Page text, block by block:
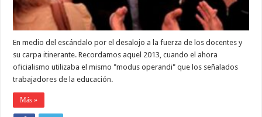
En medio del escándalo por el desalojo a la fuerza de los docentes y
su carpa itinerante. Recordamos aquel 2013, cuando el ahora
oficialismo utilizaba el mismo "modus operandi" que los señalados
trabajadores de la educación.
Más »